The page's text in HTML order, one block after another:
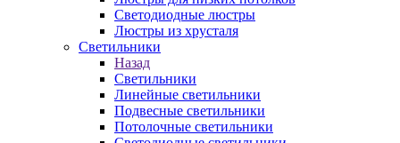
Cветодиодные люстры
Люстры из хрусталя
Светильники
Назад
Светильники
Линейные светильники
Подвесные светильники
Потолочные светильники